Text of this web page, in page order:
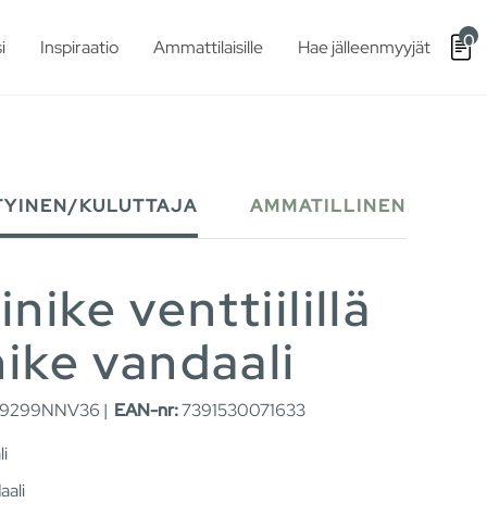
Inspiraatio Ammattilaisille Hae jälleenmyyjät 0
KULUTTAJA AMMATILLINEN
venttiilillä
vandaali
| EAN-nr:7391530071633